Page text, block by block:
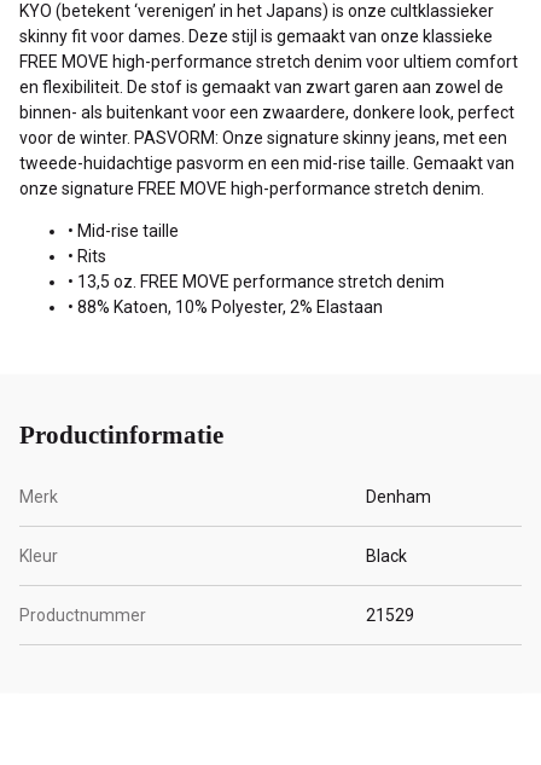
KYO (betekent ‘verenigen’ in het Japans) is onze cultklassieker
skinny fit voor dames. Deze stijl is gemaakt van onze klassieke
FREE MOVE high-performance stretch denim voor ultiem comfort
en flexibiliteit. De stof is gemaakt van zwart garen aan zowel de
binnen- als buitenkant voor een zwaardere, donkere look, perfect
voor de winter. PASVORM: Onze signature skinny jeans, met een
tweede-huidachtige pasvorm en een mid-rise taille. Gemaakt van
onze signature FREE MOVE high-performance stretch denim.
• Mid-rise taille
• Rits
• 13,5 oz. FREE MOVE performance stretch denim
• 88% Katoen, 10% Polyester, 2% Elastaan
Productinformatie
Merk Denham
Kleur Black
Productnummer 21529